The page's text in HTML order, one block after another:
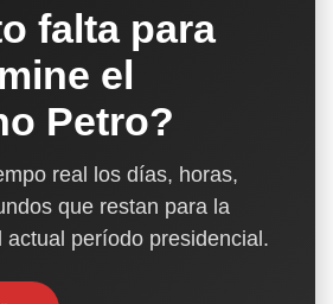
falta para
el
Petro?
real los días, horas,
que restan para la
actual período presidencial.